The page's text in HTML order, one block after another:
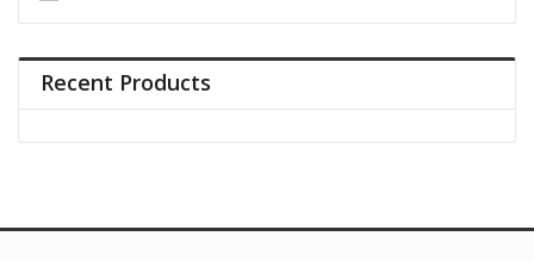
Recent Products